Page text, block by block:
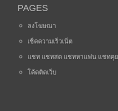
PAGES
ลงโฆษณา
เช็คความเร็วเน็ต
แชท แชทสด แชทหาแฟน แชทคุ
โค้ดติดเว็บ